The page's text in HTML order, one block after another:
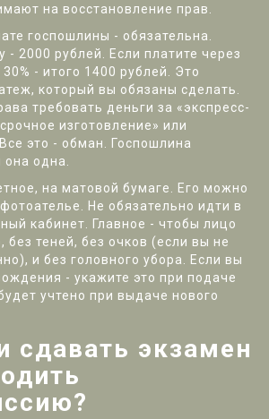
на восстановление прав.
госпошлины - обязательна.
- 2000 рублей. Если платите через
30% - итого 1400 рублей. Это
который вы обязаны сделать.
требовать деньги за «экспресс-
изготовление» или
это - обман. Госпошлина
одна.
на матовой бумаге. Его можно
Не обязательно идти в
кабинет. Главное - чтобы лицо
без теней, без очков (если вы не
и без головного убора. Если вы
- укажите это при подаче
учтено при выдаче нового
сдавать экзамен